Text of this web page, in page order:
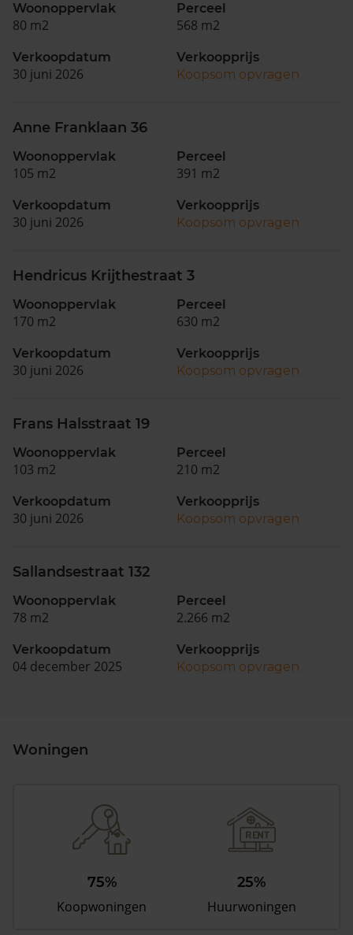
Woonoppervlak
80 m2
Perceel
568 m2
Verkoopdatum
30 juni 2026
Verkoopprijs
Koopsom opvragen
Anne Franklaan 36
Woonoppervlak
105 m2
Perceel
391 m2
Verkoopdatum
30 juni 2026
Verkoopprijs
Koopsom opvragen
Hendricus Krijthestraat 3
Woonoppervlak
170 m2
Perceel
630 m2
Verkoopdatum
30 juni 2026
Verkoopprijs
Koopsom opvragen
Frans Halsstraat 19
Woonoppervlak
103 m2
Perceel
210 m2
Verkoopdatum
30 juni 2026
Verkoopprijs
Koopsom opvragen
Sallandsestraat 132
Woonoppervlak
78 m2
Perceel
2.266 m2
Verkoopdatum
04 december 2025
Verkoopprijs
Koopsom opvragen
Woningen
75%
Koopwoningen
25%
Huurwoningen